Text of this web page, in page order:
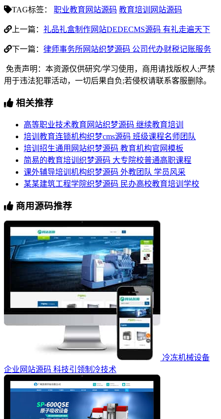
TAG标签： 职业教育网站源码 教育培训网站源码
上一篇： 礼品礼盒制作网站DEDECMS源码 有礼走遍天下
下一篇： 律师事务所网站织梦源码 公司代办财税记账服务
免责声明：本资源仅供研究/学习使用，商用请找版权人;严禁
用于违法犯罪活动，一切后果自负;若侵权请联系客服删除。
相关推荐
高等职业技术教育网站织梦源码 继续教育培训
培训教育连锁机构织梦cms源码 班级课程名师团队
培训招生通用网站织梦源码 教育机构官网模板
简易的教育培训织梦源码 大专院校普通高职课程
课外辅导培训机构织梦源码 外教团队 学员风采
某某建筑工程学院织梦源码 民办高校教育培训学校
商用源码推荐
冷冻机械设备
企业网站源码 科技引领制冷技术